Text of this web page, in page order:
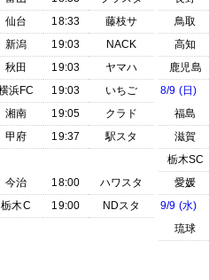
仙台 18:33
藤枝サ
新潟 19:03
NACK
秋田 19:03
ヤマハ
浜FC 19:03
いちご
湘南 19:05
クラド
甲府 19:37
駅スタ
今治 18:00
ハワスタ
栃木C 19:00 NDスタ
鳥取
高知
鹿児島
8/9 (日)
福島
滋賀
栃木SC
愛媛
9/9 (水)
琉球